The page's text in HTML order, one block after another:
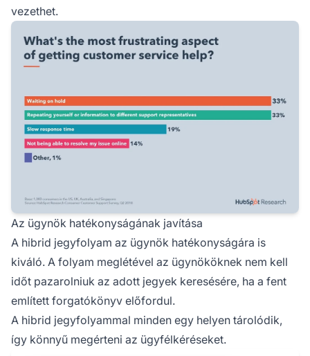
vezethet.
Az ügynök hatékonyságának javítása
A hibrid jegyfolyam az ügynök hatékonyságára is
kiváló. A folyam meglétével az ügynököknek nem kell
időt pazarolniuk az adott jegyek keresésére, ha a fent
említett forgatókönyv előfordul.
A hibrid jegyfolyammal minden egy helyen tárolódik,
így könnyű megérteni az ügyfélkéréseket.